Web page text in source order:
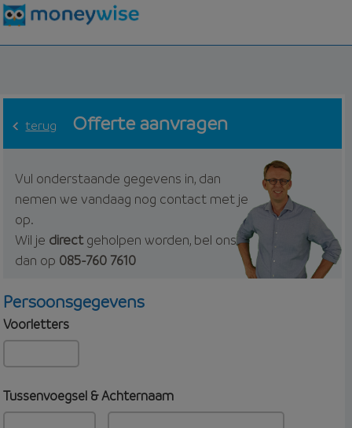
terug Offerte aanvragen
Vul onderstaande gegevens in, dan
nemen we vandaag nog contact met je
op.
Wil je directgeholpen worden, bel ons
dan op 085-760 7610
Persoonsgegevens
Voorletters
Tussenvoegsel & Achternaam